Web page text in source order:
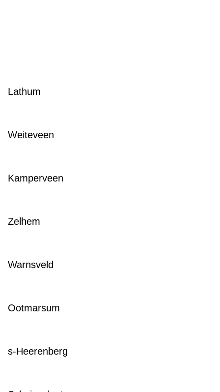
Lathum
Weiteveen
Kamperveen
Zelhem
Warnsveld
Ootmarsum
s-Heerenberg